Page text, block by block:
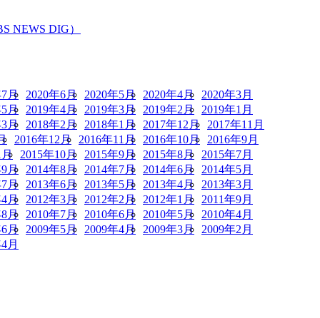
NEWS DIG）
月 2020年6月 2020年5月 2020年4月 2020年3月
月 2019年4月 2019年3月 2019年2月 2019年1月
月 2018年2月 2018年1月 2017年12月 2017年11月
2016年12月 2016年11月 2016年10月 2016年9月
月 2015年10月 2015年9月 2015年8月 2015年7月
月 2014年8月 2014年7月 2014年6月 2014年5月
月 2013年6月 2013年5月 2013年4月 2013年3月
月 2012年3月 2012年2月 2012年1月 2011年9月
月 2010年7月 2010年6月 2010年5月 2010年4月
月 2009年5月 2009年4月 2009年3月 2009年2月
月